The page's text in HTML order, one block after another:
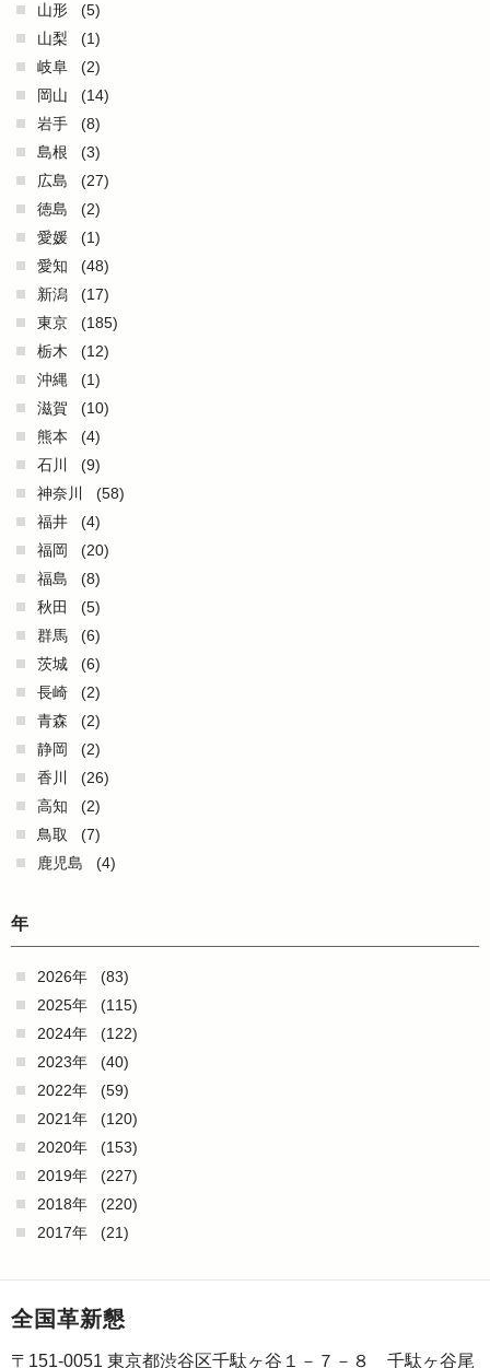
山形
(5)
山梨
(1)
岐阜
(2)
岡山
(14)
岩手
(8)
島根
(3)
広島
(27)
徳島
(2)
愛媛
(1)
愛知
(48)
新潟
(17)
東京
(185)
栃木
(12)
沖縄
(1)
滋賀
(10)
熊本
(4)
石川
(9)
神奈川
(58)
福井
(4)
福岡
(20)
福島
(8)
秋田
(5)
群馬
(6)
茨城
(6)
長崎
(2)
青森
(2)
静岡
(2)
香川
(26)
高知
(2)
鳥取
(7)
鹿児島
(4)
年
2026年
(83)
2025年
(115)
2024年
(122)
2023年
(40)
2022年
(59)
2021年
(120)
2020年
(153)
2019年
(227)
2018年
(220)
2017年
(21)
全国革新懇
〒151-0051 東京都渋谷区千駄ヶ谷１－７－８ 千駄ヶ谷尾